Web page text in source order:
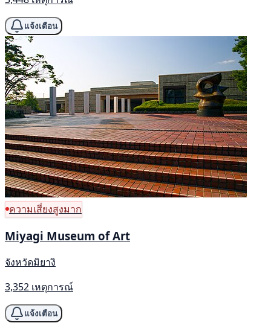
แจ้งเตือน
ความเสี่ยงสูงมาก
Miyagi Museum of Art
จังหวัดมิยางิ
3,352 เหตุการณ์
แจ้งเตือน